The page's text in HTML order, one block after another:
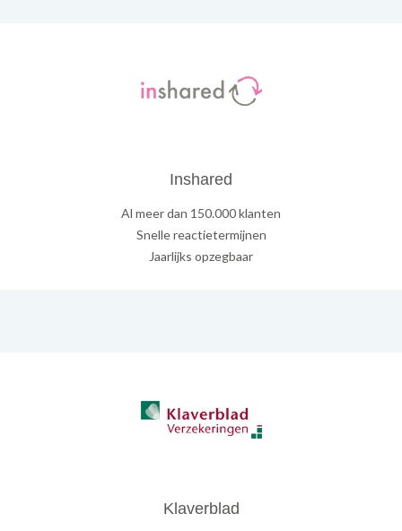
Inshared
Al meer dan 150.000 klanten
Snelle reactietermijnen
Jaarlijks opzegbaar
Klaverblad